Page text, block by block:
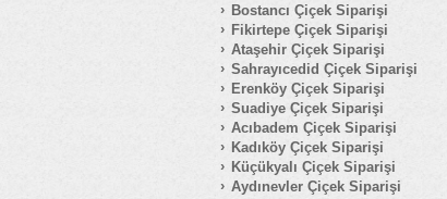
Bostancı Çiçek Siparişi
Fikirtepe Çiçek Siparişi
Ataşehir Çiçek Siparişi
Sahrayıcedid Çiçek Siparişi
Erenköy Çiçek Siparişi
Suadiye Çiçek Siparişi
Acıbadem Çiçek Siparişi
Kadıköy Çiçek Siparişi
Küçükyalı Çiçek Siparişi
Aydınevler Çiçek Siparişi